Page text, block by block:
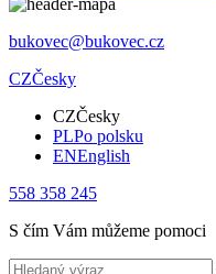
bukovec@bukovec.cz
CZČesky
CZČesky
PLPo polsku
ENEnglish
558 358 245
S čím Vám můžeme pomoci